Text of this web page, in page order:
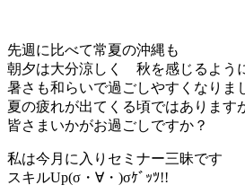
先週に比べて常夏の沖縄も
朝夕は大分涼しく 秋を感じるよう
暑さも和らいで過ごしやすくなりま
夏の疲れが出てくる頃ではあります
皆さまいかがお過ごしですか？
私は今月に入りセミナー三昧です
スキルUp(σ・∀・)σｹﾞｯﾂ!!